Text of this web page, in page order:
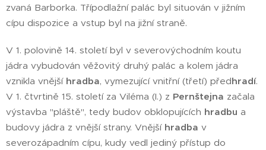
zvaná Barborka. Třípodlažní palác byl situován v jižním
cípu dispozice a vstup byl na jižní straně.
V 1. polovině 14. století byl v severovýchodním koutu
jádra vybudován věžovitý druhý palác a kolem jádra
vznikla vnější hradba, vymezující vnitřní (třetí) předhradí.
V 1. čtvrtině 15. století za Viléma (I.) z Pernštejna začala
výstavba "pláště", tedy budov obklopujících hradbu a
budovy jádra z vnější strany. Vnější hradba v
severozápadním cípu, kudy vedl jediný přístup do